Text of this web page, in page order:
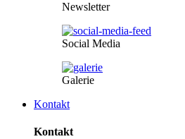
Newsletter
Social Media
Galerie
Kontakt
Kontakt